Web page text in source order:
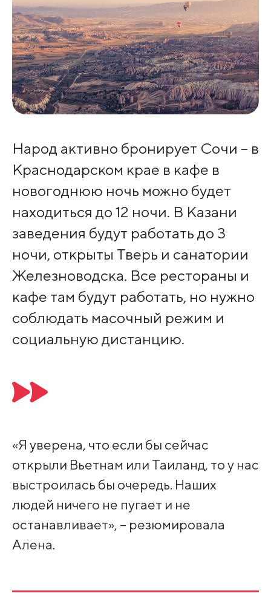
Народ активно бронирует Сочи – в
Краснодарском крае в кафе в
новогоднюю ночь можно будет
находиться до 12 ночи. В Казани
заведения будут работать до 3
ночи, открыты Тверь и санатории
Железноводска. Все рестораны и
кафе там будут работать, но нужно
соблюдать масочный режим и
социальную дистанцию.
«Я уверена, что если бы сейчас
открыли Вьетнам или Таиланд, то у нас
выстроилась бы очередь. Наших
людей ничего не пугает и не
останавливает», – резюмировала
Алена.